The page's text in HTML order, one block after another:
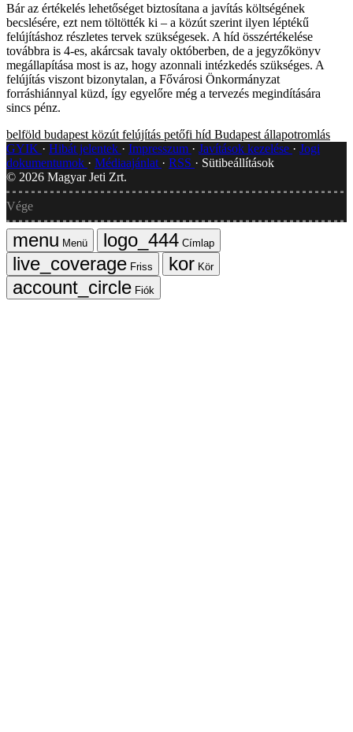
Bár az értékelés lehetőséget biztosítana a javítás költségének
becslésére, ezt nem töltötték ki – a közút szerint ilyen léptékű
felújításhoz részletes tervek szükségesek. A híd összértékelése
továbbra is 4-es, akárcsak tavaly októberben, de a jegyzőkönyv
megállapítása most is az, hogy azonnali intézkedés szükséges. A
felújítás viszont bizonytalan, a Fővárosi Önkormányzat
forráshiánnyal küzd, így egyelőre még a tervezés megindítására
sincs pénz.
belföld budapest közút felújítás petőfi híd Budapest állapotromlás
GYIK
Hibát jelentek Impresszum Javítások kezelése
Jogi
dokumentumok
Médiaajánlat RSS
Sütibeállítások
© 2026 Magyar Jeti Zrt.
Vége
Menü
Címlap
Friss
Kör
Fiók